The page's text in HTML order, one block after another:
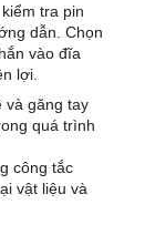
tra pin
dẫn. Chọn
vào đĩa
lợi.
và găng tay
quá trình
công tắc
vật liệu và